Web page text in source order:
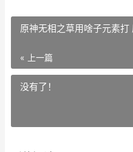
原神无相之草用啥子元素
« 上一篇
没有了！